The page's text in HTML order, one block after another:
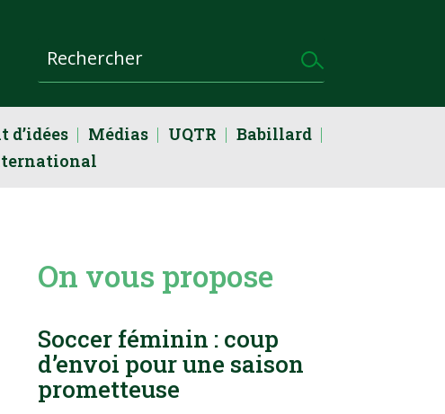
d’idées Médias UQTR
Babillard
On vous propose
Soccer féminin : coup
d’envoi pour une saison
prometteuse